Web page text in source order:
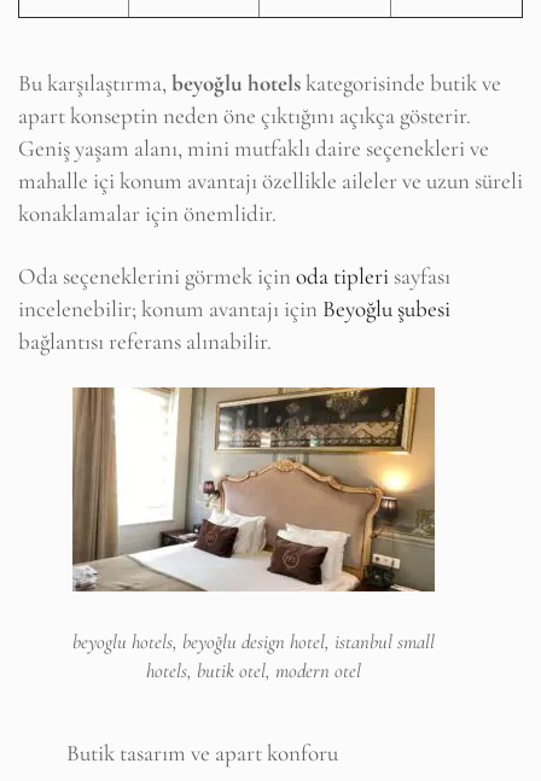
Bu karşılaştırma, beyoğlu hotelskategorisinde butik ve
apart konseptin neden öne çıktığını açıkça gösterir.
Geniş yaşam alanı, mini mutfaklı daire seçenekleri ve
mahalle içi konum avantajı özellikle aileler ve uzun süreli
konaklamalar için önemlidir.
Oda seçeneklerini görmek için oda tipleri sayfası
incelenebilir; konum avantajı için Beyoğlu şubesi
bağlantısı referans alınabilir.
beyoglu hotels, beyoğlu design hotel, istanbul small
hotels, butik otel, modern otel
Butik tasarım ve apart konforu